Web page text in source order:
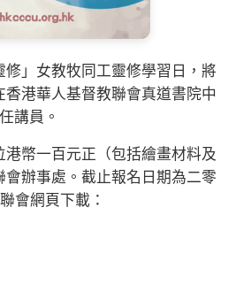
」女教牧同工靈修學習日，將
港華人基督教聯會真道書院中
講員。
幣一百元正（包括繪畫材料及
辦事處。截止報名日期為二零
會網頁下載：